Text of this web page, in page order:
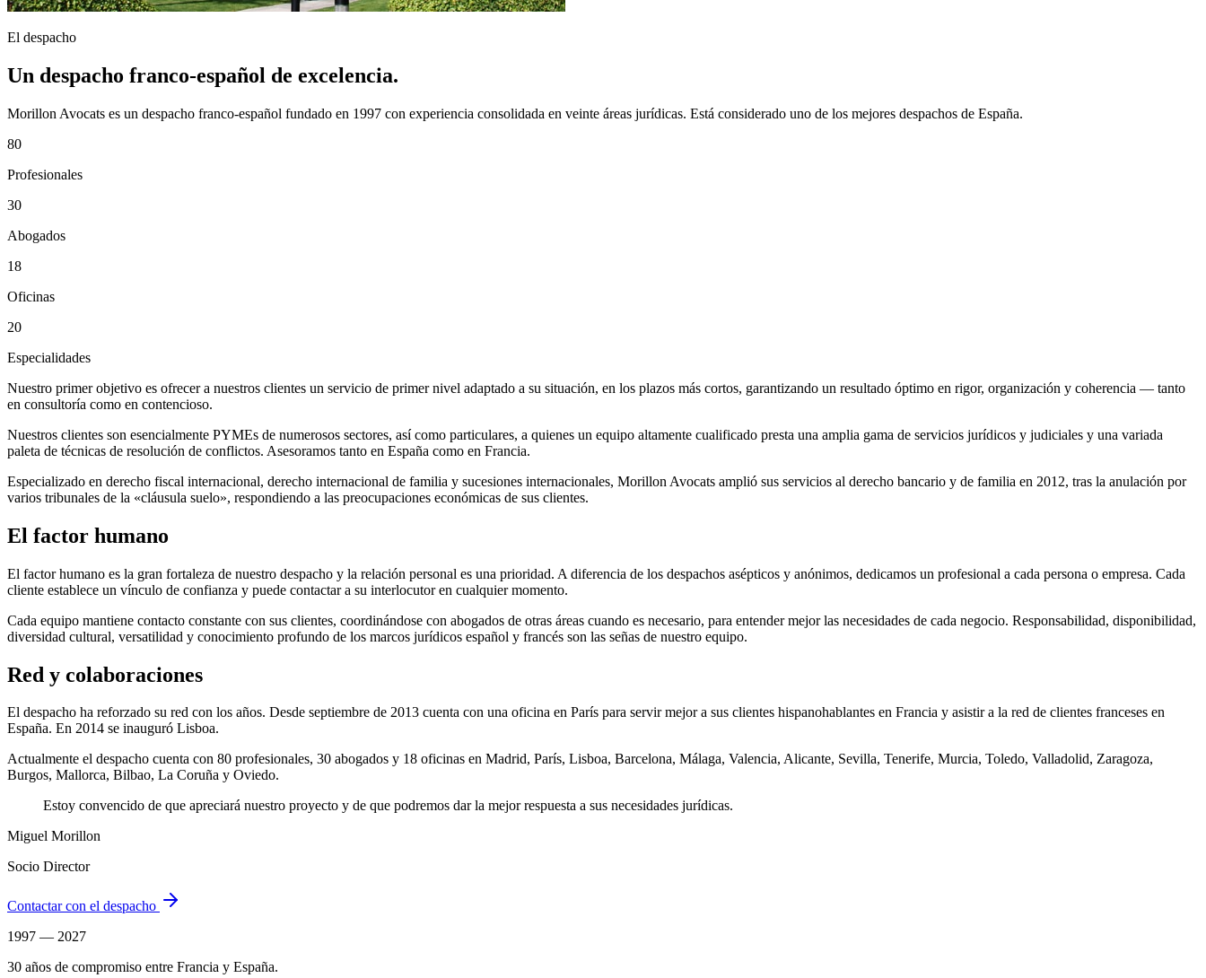
El despacho
Un despacho franco-español de excelencia.
Morillon Avocats es un despacho franco-español fundado en 1997 con experiencia consolidada en veinte áreas jurídicas. Está considerado uno de los mejores despachos de España.
80
Profesionales
30
Abogados
18
Oficinas
20
Especialidades
Nuestro primer objetivo es ofrecer a nuestros clientes un servicio de primer nivel adaptado a su situación, en los plazos más cortos, garantizando un resultado óptimo en rigor, organización y coherencia — tanto
en consultoría como en contencioso.
Nuestros clientes son esencialmente PYMEs de numerosos sectores, así como particulares, a quienes un equipo altamente cualificado presta una amplia gama de servicios jurídicos y judiciales y una variada
paleta de técnicas de resolución de conflictos. Asesoramos tanto en España como en Francia.
Especializado en derecho fiscal internacional, derecho internacional de familia y sucesiones internacionales, Morillon Avocats amplió sus servicios al derecho bancario y de familia en 2012, tras la anulación por
varios tribunales de la «cláusula suelo», respondiendo a las preocupaciones económicas de sus clientes.
El factor humano
El factor humano es la gran fortaleza de nuestro despacho y la relación personal es una prioridad. A diferencia de los despachos asépticos y anónimos, dedicamos un profesional a cada persona o empresa. Cada
cliente establece un vínculo de confianza y puede contactar a su interlocutor en cualquier momento.
Cada equipo mantiene contacto constante con sus clientes, coordinándose con abogados de otras áreas cuando es necesario, para entender mejor las necesidades de cada negocio. Responsabilidad, disponibilidad,
diversidad cultural, versatilidad y conocimiento profundo de los marcos jurídicos español y francés son las señas de nuestro equipo.
Red y colaboraciones
El despacho ha reforzado su red con los años. Desde septiembre de 2013 cuenta con una oficina en París para servir mejor a sus clientes hispanohablantes en Francia y asistir a la red de clientes franceses en
España. En 2014 se inauguró Lisboa.
Actualmente el despacho cuenta con 80 profesionales, 30 abogados y 18 oficinas en Madrid, París, Lisboa, Barcelona, Málaga, Valencia, Alicante, Sevilla, Tenerife, Murcia, Toledo, Valladolid, Zaragoza,
Burgos, Mallorca, Bilbao, La Coruña y Oviedo.
Estoy convencido de que apreciará nuestro proyecto y de que podremos dar la mejor respuesta a sus necesidades jurídicas.
Miguel Morillon
Socio Director
Contactar con el despacho
1997 — 2027
30 años de compromiso entre Francia y España.